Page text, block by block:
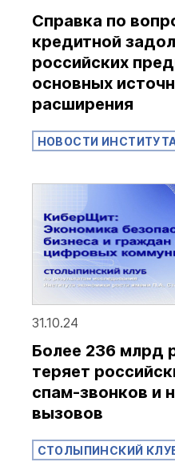
Справка по
кредитной
российских
основных
расширения
НОВОСТИ
31.10.24
Более 236 млрд
теряет
спам-звонков и
вызовов
СТОЛЫПИНСКИЙ